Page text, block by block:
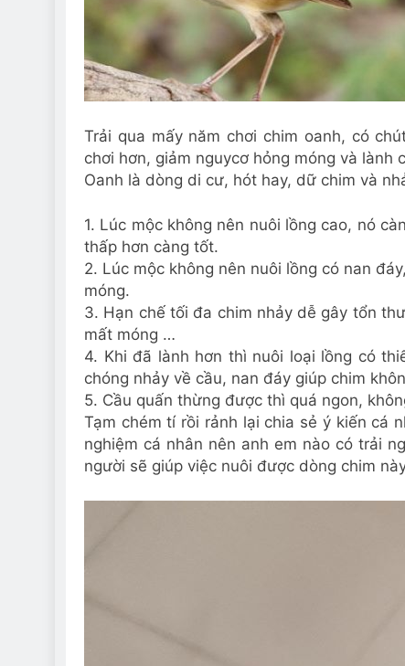
Trải qua mấy năm chơi chim oanh, có
chơi hơn, giảm nguycơ hỏng móng và lành
Oanh là dòng di cư, hót hay, dữ chim và
1. Lúc mộc không nên nuôi lồng cao, nó
thấp hơn càng tốt.
2. Lúc mộc không nên nuôi lồng có nan
móng.
3. Hạn chế tối đa chim nhảy dễ gây tổn
mất móng …
4. Khi đã lành hơn thì nuôi loại lồng có
chóng nhảy về cầu, nan đáy giúp chim
5. Cầu quấn thừng được thì quá ngon,
Tạm chém tí rồi rảnh lại chia sẻ ý kiến cá
nghiệm cá nhân nên anh em nào có trải
người sẽ giúp việc nuôi được dòng chim